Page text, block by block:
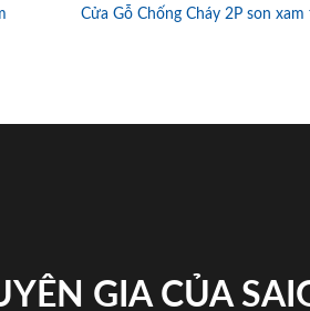
Cửa Gỗ Chống Cháy 2P son xam
GIA CỦA